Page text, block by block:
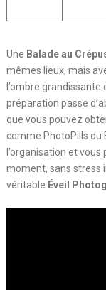
Une Balade au
mêmes lieux, mais
l’ombre
préparation passe
que vous pouvez
comme PhotoPills ou
l’organisation et
moment, sans stress
véritable Éveil